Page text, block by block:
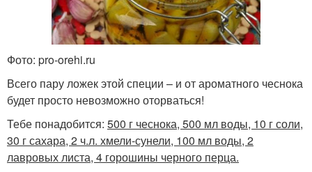
Фото: pro-orehi.ru
Всего пару ложек этой специи – и от ароматного чеснока
будет просто невозможно оторваться!
Тебе понадобится: 500 г чеснока, 500 мл воды, 10 г соли,
30 г сахара, 2 ч.л. хмели-сунели, 100 мл воды, 2
лавровых листа, 4 горошины черного перца.